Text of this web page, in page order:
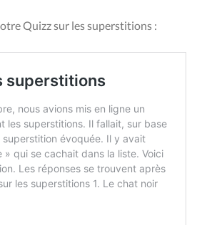
Quizz sur les superstitions :